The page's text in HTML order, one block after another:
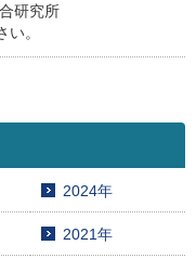
研究所
。
2024年
2021年